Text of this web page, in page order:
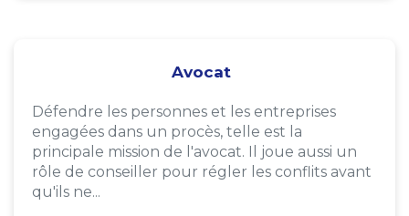
Avocat
Défendre les personnes et les entreprises
engagées dans un procès, telle est la
principale mission de l'avocat. Il joue aussi un
rôle de conseiller pour régler les conflits avant
qu'ils ne...